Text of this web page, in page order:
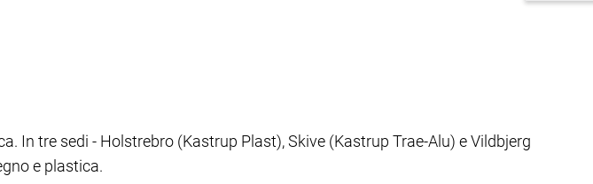
In tre sedi - Holstrebro (Kastrup Plast), Skive (Kastrup Trae-Alu) e Vildbjerg
e plastica.